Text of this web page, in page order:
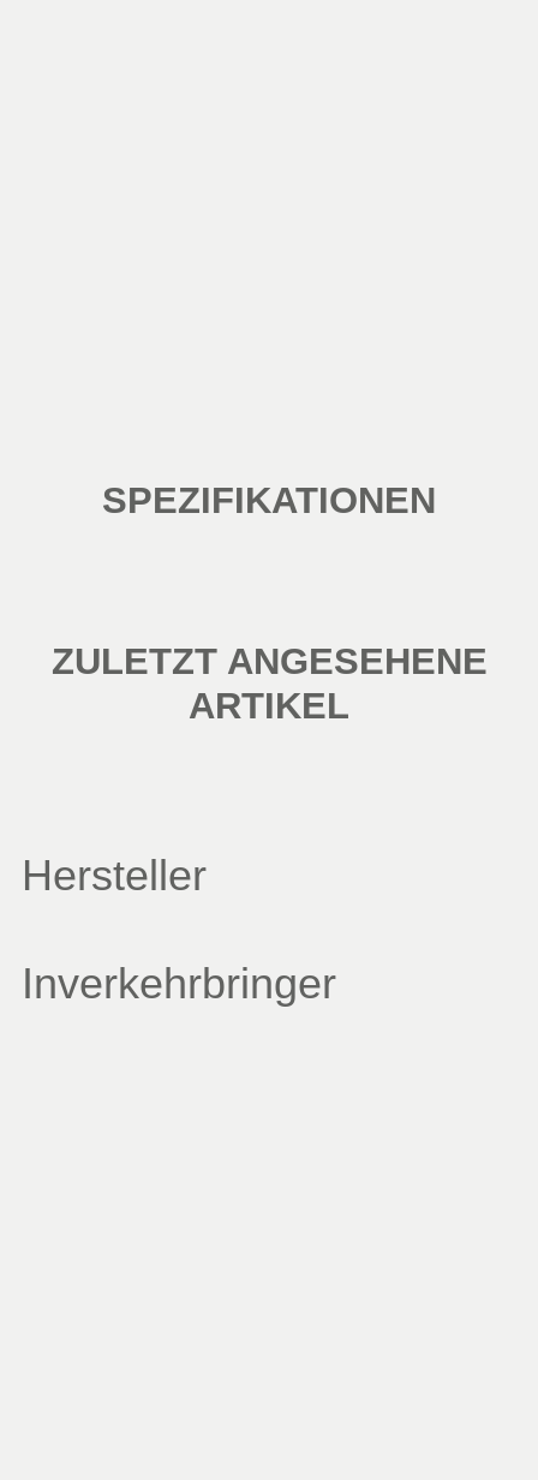
SPEZIFIKATIONEN
ZULETZT ANGESEHENE
ARTIKEL
Hersteller
Inverkehrbringer